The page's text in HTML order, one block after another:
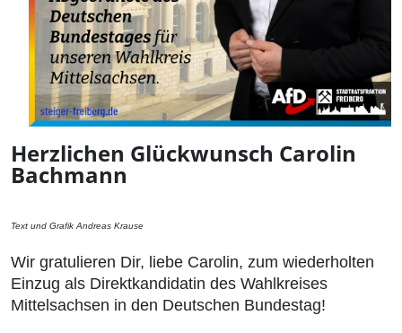
Herzlichen Glückwunsch Carolin
Bachmann
Text und Grafik Andreas Krause
Wir gratulieren Dir, liebe Carolin, zum wiederholten
Einzug als Direktkandidatin des Wahlkreises
Mittelsachsen in den Deutschen Bundestag!